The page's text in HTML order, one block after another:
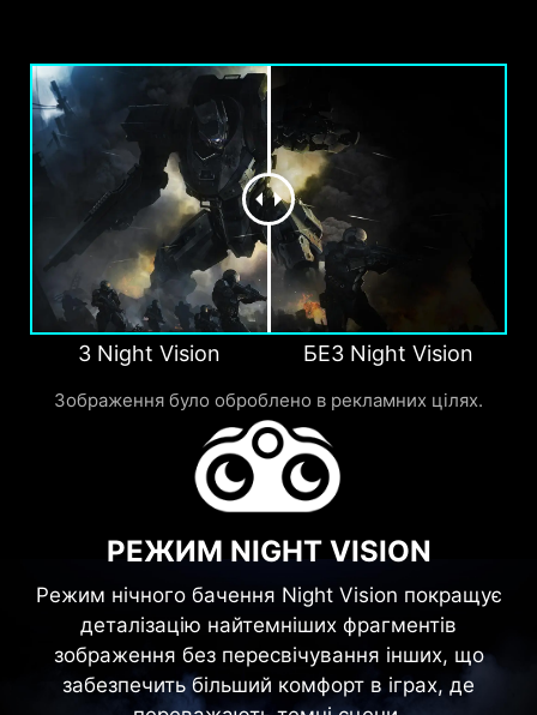
Зображення було оброблено в рекламних цілях.
Режим нічного бачення Night Vision покращує
деталізацію найтемніших фрагментів
зображення без пересвічування інших, що